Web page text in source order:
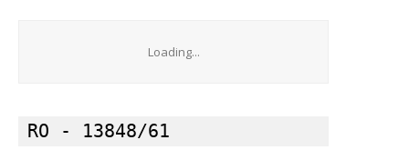
Loading...
RO - 13848/61